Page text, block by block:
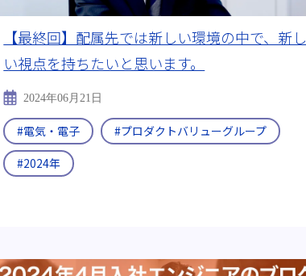
化学専攻 #量子物理学
【最終回】配属先では新しい環境の中で、新し
い視点を持ちたいと思います。
2024年06月21日
#電気・電子
#プロダクトバリューグループ
#2024年